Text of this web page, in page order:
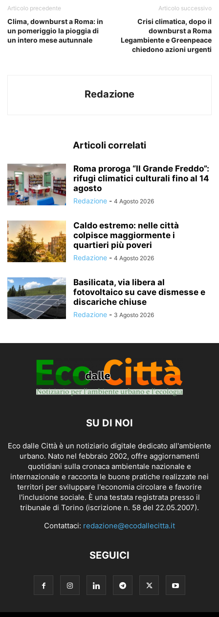
Articolo precedente
Clima, downburst a Roma: in
un pomeriggio la pioggia di
un intero mese autunnale
Articolo successivo
Crisi climatica, dopo il
downburst a Roma
Legambiente e Greenpeace
chiedono azioni urgenti
Redazione
Articoli correlati
Roma proroga “Il Grande Freddo”:
rifugi climatici culturali fino al 14
agosto
Redazione - 4 Agosto 2026
Caldo estremo: nelle città
colpisce maggiormente i
quartieri più poveri
Redazione - 4 Agosto 2026
Basilicata, via libera al
fotovoltaico su cave dismesse e
discariche chiuse
Redazione - 3 Agosto 2026
SU DI NOI
Eco dalle Città è un notiziario digitale dedicato all'ambiente
urbano. Nato nel febbraio 2002, offre aggiornamenti
quotidiani sulla cronaca ambientale nazionale e
internazionale e racconta le buone pratiche realizzate nei
territori per sviluppare l'economia circolare e favorire
l'inclusione sociale. È una testata registrata presso il
tribunale di Torino (iscrizione n. 58 del 22.05.2007).
Contattaci: redazione@ecodallecitta.it
SEGUICI